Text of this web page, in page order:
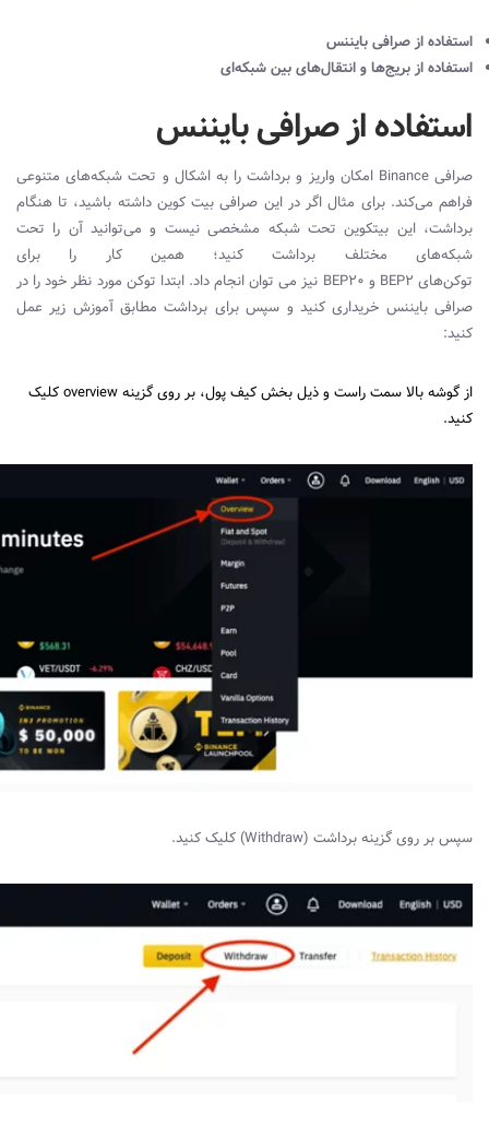
استفاده از صرافی بایننس
استفاده از بریج‌ها و انتقال‌های بین شبکه‌ای
استفاده از صرافی بایننس
صرافیBinance امکان واریز و برداشت را به اشکال و تحت شبکه‌های متنوعی
فراهم می‌کند. برای مثال اگر در این صرافی بیت کوین داشته باشید، تا هنگام
برداشت، این بیتکوین تحت شبکه مشخصی نیست و می‌توانید آن را تحت
شبکه‌های مختلف برداشت کنید؛ همین کار را برای
توکن‌های BEP2 و BEP20 نیز می توان انجام داد. ابتدا توکن مورد نظر خود را در
صرافی بایننس خریداری کنید و سپس برای برداشت مطابق آموزش زیر عمل
کنید:
از گوشه بالا سمت راست و ذیل بخش کیف پول، بر روی گزینهoverviewکلیک
کنید.
سپس بر روی گزینه برداشت (Withdraw) کلیک کنید.